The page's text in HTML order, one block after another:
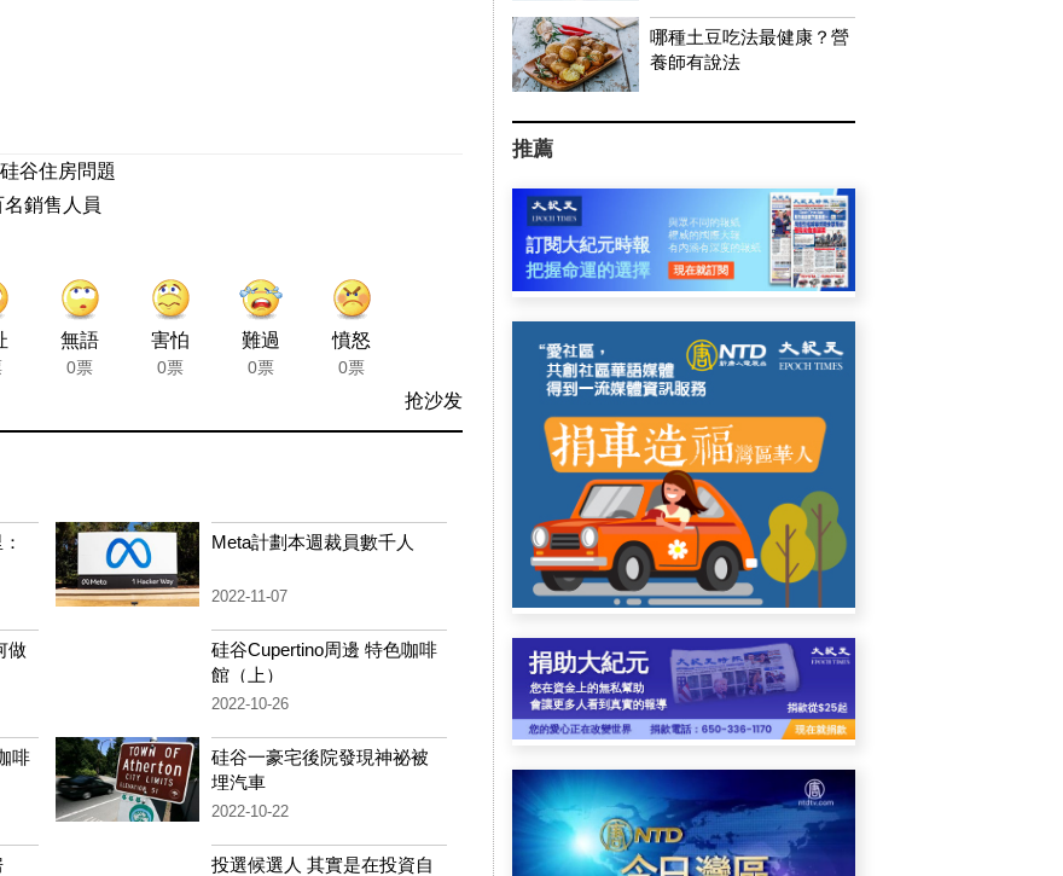
谷住房問題
銷售人員
無語
0票
害怕
0票
難過
0票
憤怒
0票
抢沙发
Meta計劃本週裁員數千人
2022-11-07
做
硅谷Cupertino周邊 特色咖啡
館（上）
2022-10-26
啡
硅谷一豪宅後院發現神祕被
埋汽車
2022-10-22
投選候選人 其實是在投資自
哪種土豆吃法最健康？營
養師有說法
推薦